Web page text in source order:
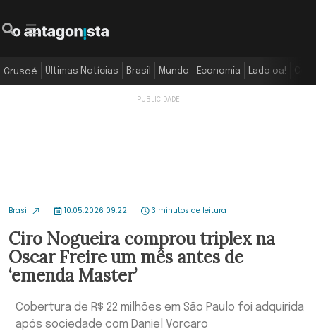
Crusoé Últimas Notícias Brasil Mundo Economia Lado oa!
Brasil 10.05.2026 09:22 3 minutos de leitura
Ciro Nogueira comprou triplex na
Oscar Freire um mês antes de
‘emenda Master’
Cobertura de R$ 22 milhões em São Paulo foi adquirida
após sociedade com Daniel Vorcaro